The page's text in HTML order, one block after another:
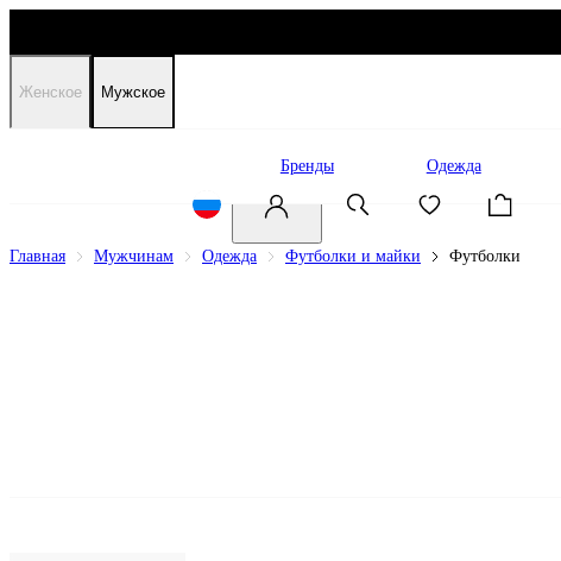
Женское Мужское
Бренды Одежда
Главная Мужчинам Одежда Футболки и майки Футболки